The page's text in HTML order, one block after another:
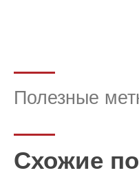
Полезные
Схожие